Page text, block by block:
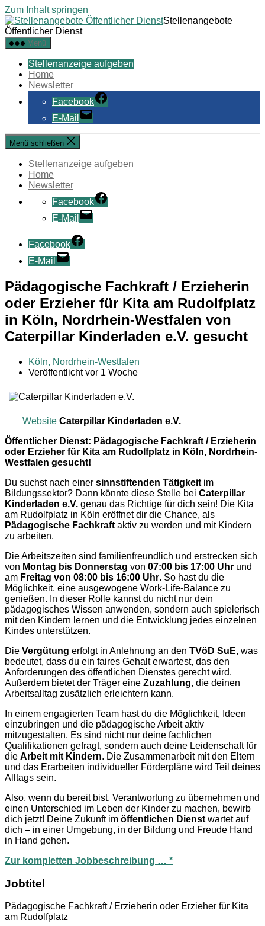
Zum Inhalt springen
Stellenangebote
Öffentlicher Dienst
Menü
Stellenanzeige aufgeben
Home
Newsletter
Facebook
E-Mail
Menü schließen
Stellenanzeige aufgeben
Home
Newsletter
Facebook
E-Mail
Facebook
E-Mail
Pädagogische Fachkraft / Erzieherin
oder Erzieher für Kita am Rudolfplatz
in Köln, Nordrhein-Westfalen von
Caterpillar Kinderladen e.V. gesucht
Köln, Nordrhein-Westfalen
Veröffentlicht vor 1 Woche
Website Caterpillar Kinderladen e.V.
Öffentlicher Dienst: Pädagogische Fachkraft / Erzieherin
oder Erzieher für Kita am Rudolfplatz in Köln, Nordrhein-
Westfalen gesucht!
Du suchst nach einer sinnstiftenden Tätigkeit im
Bildungssektor? Dann könnte diese Stelle bei Caterpillar
Kinderladen e.V. genau das Richtige für dich sein! Die Kita
am Rudolfplatz in Köln eröffnet dir die Chance, als
Pädagogische Fachkraft aktiv zu werden und mit Kindern
zu arbeiten.
Die Arbeitszeiten sind familienfreundlich und erstrecken sich
von Montag bis Donnerstag von 07:00 bis 17:00 Uhr und
am Freitag von 08:00 bis 16:00 Uhr. So hast du die
Möglichkeit, eine ausgewogene Work-Life-Balance zu
genießen. In dieser Rolle kannst du nicht nur dein
pädagogisches Wissen anwenden, sondern auch spielerisch
mit den Kindern lernen und die Entwicklung jedes einzelnen
Kindes unterstützen.
Die Vergütung erfolgt in Anlehnung an den TVöD SuE, was
bedeutet, dass du ein faires Gehalt erwartest, das den
Anforderungen des öffentlichen Dienstes gerecht wird.
Außerdem bietet der Träger eine Zuzahlung, die deinen
Arbeitsalltag zusätzlich erleichtern kann.
In einem engagierten Team hast du die Möglichkeit, Ideen
einzubringen und die pädagogische Arbeit aktiv
mitzugestalten. Es sind nicht nur deine fachlichen
Qualifikationen gefragt, sondern auch deine Leidenschaft für
die Arbeit mit Kindern. Die Zusammenarbeit mit den Eltern
und das Erarbeiten individueller Förderpläne wird Teil deines
Alltags sein.
Also, wenn du bereit bist, Verantwortung zu übernehmen und
einen Unterschied im Leben der Kinder zu machen, bewirb
dich jetzt! Deine Zukunft im öffentlichen Dienst wartet auf
dich – in einer Umgebung, in der Bildung und Freude Hand
in Hand gehen.
Zur kompletten Jobbeschreibung … *
Jobtitel
Pädagogische Fachkraft / Erzieherin oder Erzieher für Kita
am Rudolfplatz